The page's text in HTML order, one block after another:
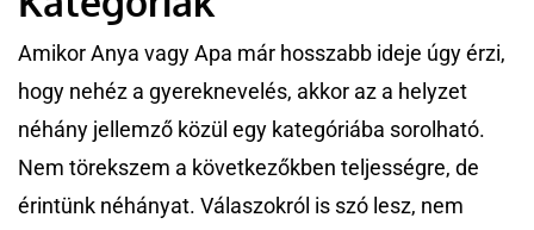
Amikor Anya vagy Apa már hosszabb ideje úgy érzi,
hogy nehéz a gyereknevelés, akkor az a helyzet
néhány jellemző közül egy kategóriába sorolható.
Nem törekszem a következőkben teljességre, de
érintünk néhányat. Válaszokról is szó lesz, nem